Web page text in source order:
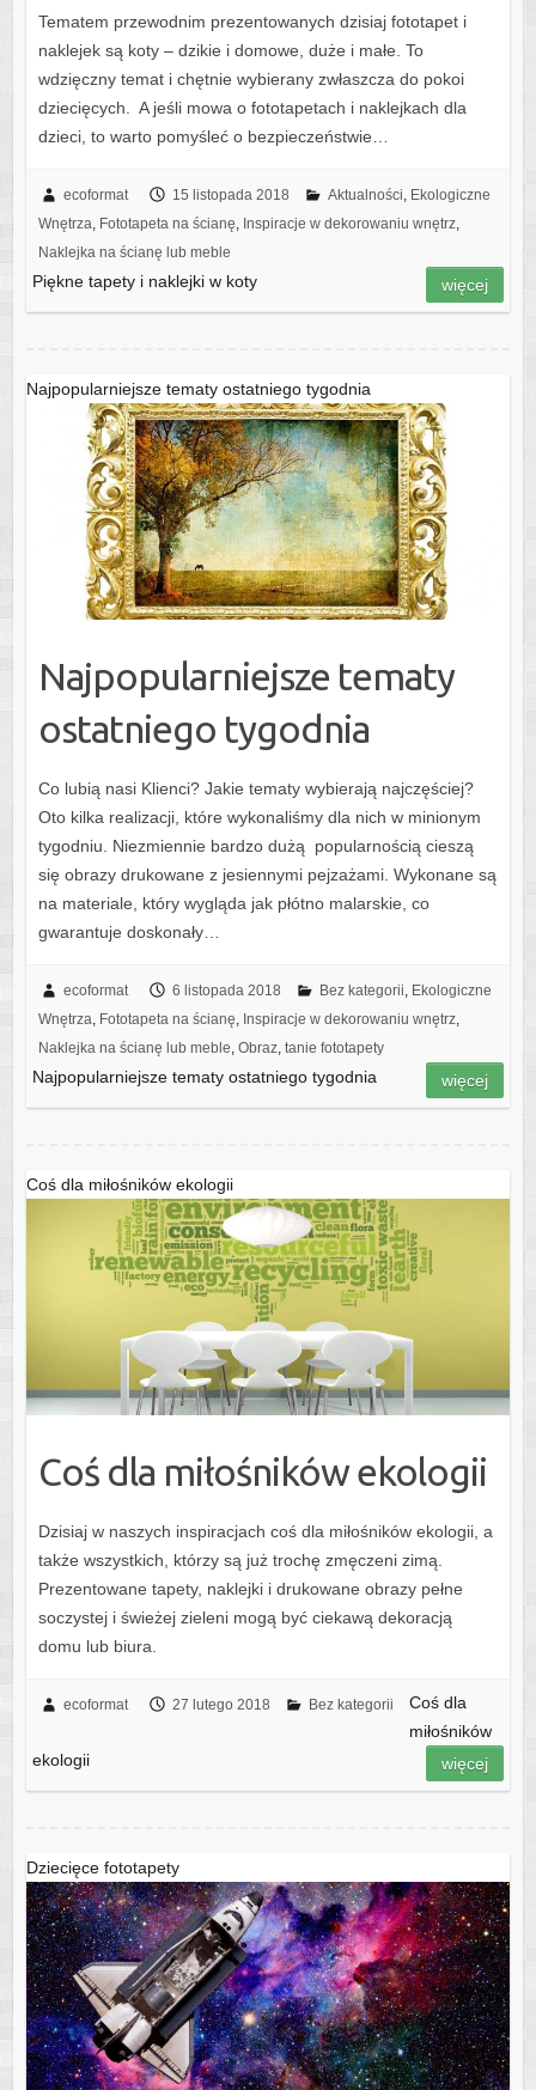
Tematem przewodnim prezentowanych dzisiaj fototapet i
naklejek są koty – dzikie i domowe, duże i małe. To
wdzięczny temat i chętnie wybierany zwłaszcza do pokoi
dziecięcych. A jeśli mowa o fototapetach i naklejkach dla
dzieci, to warto pomyśleć o bezpieczeństwie…
ecoformat 15 listopada 2018 Aktualności, Ekologiczne
Wnętrza, Fototapeta na ścianę, Inspiracje w dekorowaniu wnętrz,
Naklejka na ścianę lub meble
Piękne tapety i naklejki w koty więcej
Najpopularniejsze tematy ostatniego tygodnia
Najpopularniejsze tematy
ostatniego tygodnia
Co lubią nasi Klienci? Jakie tematy wybierają najczęściej?
Oto kilka realizacji, które wykonaliśmy dla nich w minionym
tygodniu. Niezmiennie bardzo dużą popularnością cieszą
się obrazy drukowane z jesiennymi pejzażami. Wykonane są
na materiale, który wygląda jak płótno malarskie, co
gwarantuje doskonały…
ecoformat 6 listopada 2018 Bez kategorii, Ekologiczne
Wnętrza, Fototapeta na ścianę, Inspiracje w dekorowaniu wnętrz,
Naklejka na ścianę lub meble, Obraz, tanie fototapety
Najpopularniejsze tematy ostatniego tygodnia więcej
Coś dla miłośników ekologii
Coś dla miłośników ekologii
Dzisiaj w naszych inspiracjach coś dla miłośników ekologii, a
także wszystkich, którzy są już trochę zmęczeni zimą.
Prezentowane tapety, naklejki i drukowane obrazy pełne
soczystej i świeżej zieleni mogą być ciekawą dekoracją
domu lub biura.
ecoformat 27 lutego 2018 Bez kategorii
Coś dla
miłośników
ekologii
więcej
Dziecięce fototapety